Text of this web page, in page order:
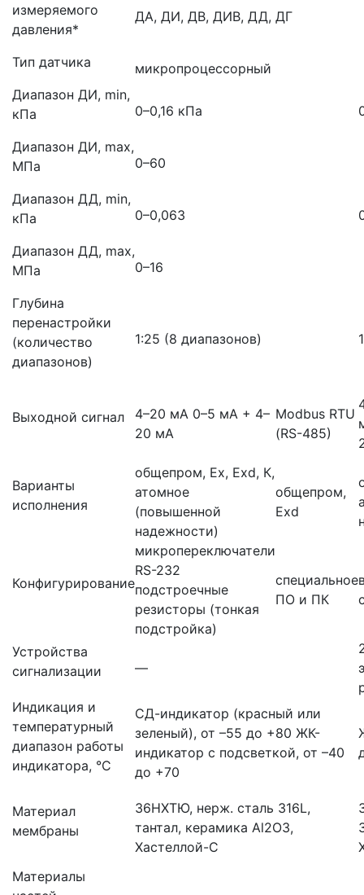
измеряемого
давления*
ДА, ДИ, ДВ, ДИВ, ДД, ДГ
Тип датчика
микропроцессорный
Диапазон ДИ, min,
кПа
0–0,16 кПа
Диапазон ДИ, max,
МПа
0–60
Диапазон ДД, min,
кПа
0–0,063
Диапазон ДД, max,
МПа
0–16
Глубина
перенастройки
(количество
диапазонов)
1:25 (8 диапазонов)
Выходной сигнал
4–20 мА 0–5 мА + 4–
20 мА
Modbus RTU
(RS-485)
Варианты
исполнения
общепром, Ex, Exd, К,
атомное
(повышенной
надежности)
общепром,
Exd
Конфигурирование
микропереключатели
RS-232
подстроечные
резисторы (тонкая
подстройка)
специальное
ПО и ПК
Устройства
сигнализации
—
Индикация и
температурный
диапазон работы
индикатора, °С
СД-индикатор (красный или
зеленый), от –55 до +80 ЖК-
индикатор с подсветкой, от –40
до +70
Материал
мембраны
36НХТЮ, нерж. сталь 316L,
тантал, керамика Al2O3,
Хастеллой-С
Материалы